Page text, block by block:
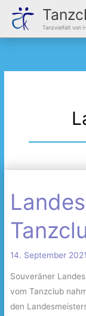
Inhalt
springen
Tanzvielfalt von
14. September 2021
Souveräner
vom Tanzclub
den
Landesmeistertitel
für
Tanzclub
Konstanz